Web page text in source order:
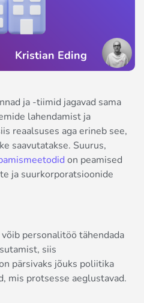
Kristian Eding
ja -tiimid jagavad sama
lahendamist ja
reaalsuses aga erineb see,
saavutatakse. Suurus,
on peamised
ja suurkorporatsioonide
personalitöö tähendada
siis
pärsivaks jõuks poliitika
mis protsesse aeglustavad.